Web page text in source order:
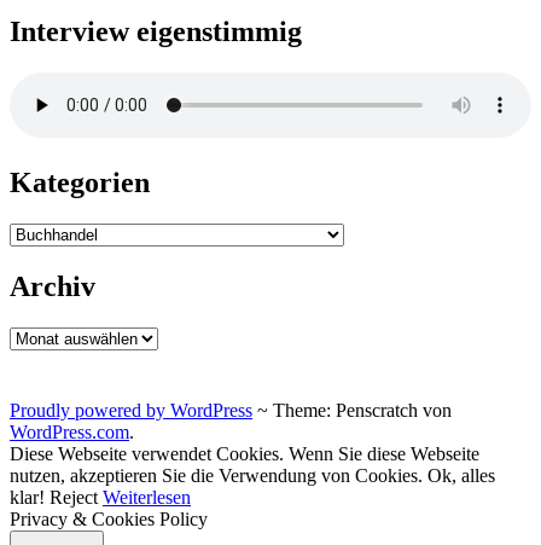
Interview eigenstimmig
Kategorien
Kategorien
Archiv
Archiv
Proudly powered by WordPress ~ Theme: Penscratch von
WordPress.com.
Diese Webseite verwendet Cookies. Wenn Sie diese Webseite
nutzen, akzeptieren Sie die Verwendung von Cookies. Ok, alles
klar! Reject Weiterlesen
Privacy & Cookies Policy